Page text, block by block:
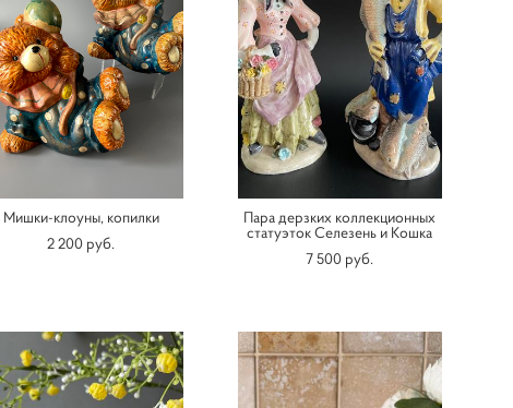
Мишки-клоуны, копилки
2 200 pуб.
Пара дерзких коллекционных
статуэток Селезень и Кошка
7 500 pуб.